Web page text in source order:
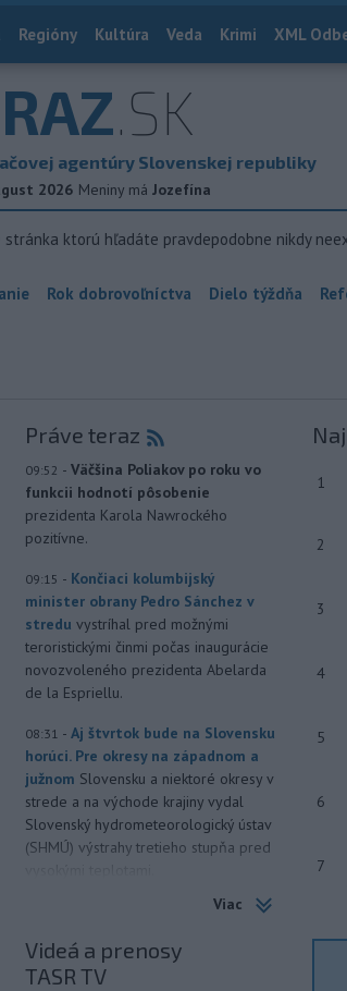
Regióny Kultúra Veda Krimi XML
.SK
agentúry Slovenskej republiky
2026 Meniny má Jozefína
ktorú hľadáte pravdepodobne nikdy
Rok dobrovoľníctva Dielo týždňa
Práve teraz
09:52 - Väčšina Poliakov po roku vo
funkcii hodnotí pôsobenie
prezidenta Karola Nawrockého
pozitívne.
09:15 - Končiaci kolumbijský
minister obrany Pedro Sánchez v
stredu vystríhal pred možnými
teroristickými činmi počas inaugurácie
novozvoleného prezidenta Abelarda
de la Espriellu.
08:31 - Aj štvrtok bude na Slovensku
horúci. Pre okresy na západnom a
južnom Slovensku a niektoré okresy v
strede a na východe krajiny vydal
Slovenský hydrometeorologický ústav
(SHMÚ) výstrahy tretieho stupňa pred
V roku 2025 okolo 16,5
viac včlenských krajinách Európskej
únie (EÚ) denne užívalo tabak a s ním
Viac
Videá a prenosy
TASR TV
1
2
3
4
5
6
7